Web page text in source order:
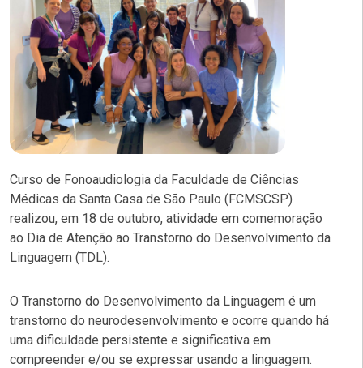
Curso de Fonoaudiologia da Faculdade de Ciências
Médicas da Santa Casa de São Paulo (FCMSCSP)
realizou, em 18 de outubro, atividade em comemoração
ao Dia de Atenção ao Transtorno do Desenvolvimento da
Linguagem (TDL).
O Transtorno do Desenvolvimento da Linguagem é um
transtorno do neurodesenvolvimento e ocorre quando há
uma dificuldade persistente e significativa em
compreender e/ou se expressar usando a linguagem.